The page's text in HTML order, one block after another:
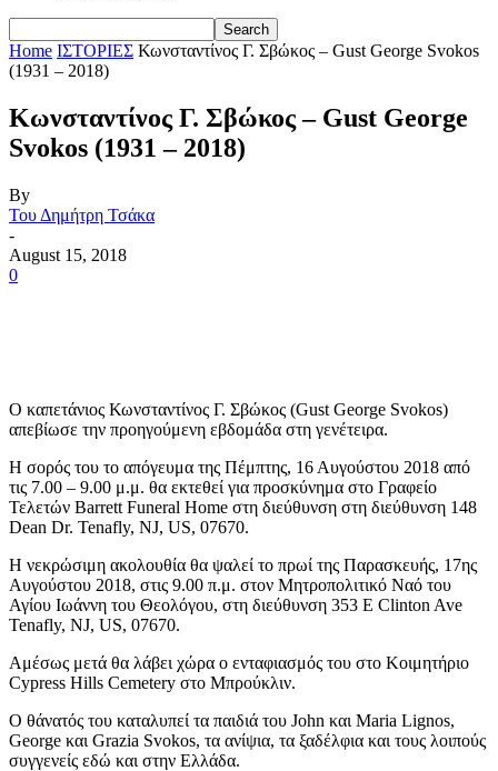
Home ΙΣΤΟΡΙΕΣ Κωνσταντίνος Γ. Σβώκος – Gust George Svokos
(1931 – 2018)
Κωνσταντίνος Γ. Σβώκος – Gust George
Svokos (1931 – 2018)
By
Του Δημήτρη Τσάκα
-
August 15, 2018
0
Ο καπετάνιος Κωνσταντίνος Γ. Σβώκος (Gust George Svokos)
απεβίωσε την προηγούμενη εβδομάδα στη γενέτειρα.
Η σορός του το απόγευμα της Πέμπτης, 16 Αυγούστου 2018 από
τις 7.00 – 9.00 μ.μ. θα εκτεθεί για προσκύνημα στο Γραφείο
Τελετών Barrett Funeral Home στη διεύθυνση στη διεύθυνση 148
Dean Dr. Tenafly, NJ, US, 07670.
Η νεκρώσιμη ακολουθία θα ψαλεί το πρωί της Παρασκευής, 17ης
Αυγούστου 2018, στις 9.00 π.μ. στον Μητροπολιτικό Ναό του
Αγίου Ιωάννη του Θεολόγου, στη διεύθυνση 353 E Clinton Ave
Tenafly, NJ, US, 07670.
Αμέσως μετά θα λάβει χώρα ο ενταφιασμός του στο Κοιμητήριο
Cypress Hills Cemetery στο Μπρούκλιν.
Ο θάνατός του καταλυπεί τα παιδιά του John και Maria Lignos,
George και Grazia Svokos, τα ανίψια, τα ξαδέλφια και τους λοιπούς
συγγενείς εδώ και στην Ελλάδα.